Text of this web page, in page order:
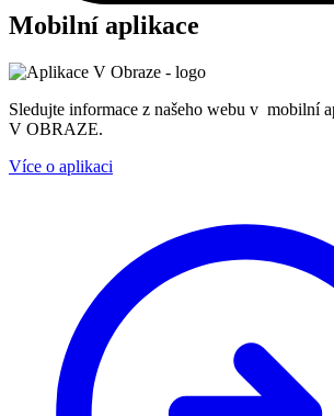
Mobilní aplikace
Sledujte informace z našeho webu v mobilní
V OBRAZE.
Více o aplikaci